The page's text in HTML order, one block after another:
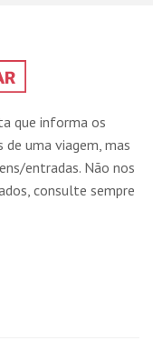
que informa os
uma viagem, mas
entradas. Não nos
consulte sempre